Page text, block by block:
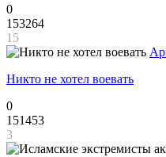
0
153264
15
Никто не хотел воевать
0
151453
3